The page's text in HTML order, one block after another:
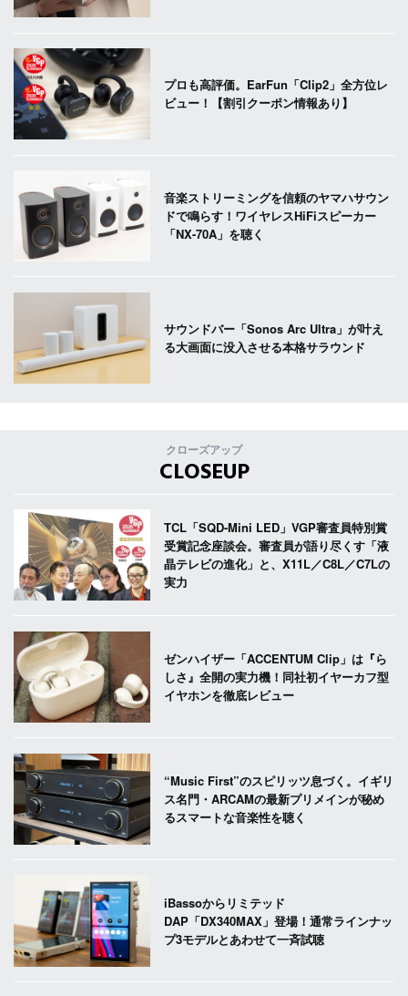
プロも高評価。EarFun「Clip2」全方位レ
ビュー！【割引クーポン情報あり】
音楽ストリーミングを信頼のヤマハサウン
ドで鳴らす！ワイヤレスHiFiスピーカー
「NX-70A」を聴く
サウンドバー「Sonos Arc Ultra」が叶え
る大画面に没入させる本格サラウンド
クローズアップ
CLOSEUP
TCL「SQD-Mini LED」VGP審査員特別賞
受賞記念座談会。審査員が語り尽くす「液
晶テレビの進化」と、X11L／C8L／C7Lの
実力
ゼンハイザー「ACCENTUM Clip」は『ら
しさ』全開の実力機！同社初イヤーカフ型
イヤホンを徹底レビュー
“Music First”のスピリッツ息づく。イギリ
ス名門・ARCAMの最新プリメインが秘め
るスマートな音楽性を聴く
iBassoからリミテッド
DAP「DX340MAX」登場！通常ラインナッ
プ3モデルとあわせて一斉試聴